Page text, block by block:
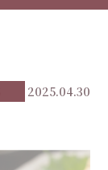
2025.04.30